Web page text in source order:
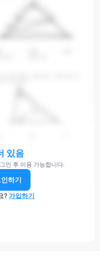
있음
인 후 이용 가능합니다.
하기
?가입하기